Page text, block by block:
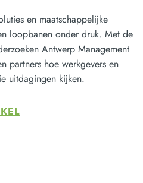
en maatschappelijke
loopbanen onder druk. Met de
Antwerp Management
partners hoe werkgevers en
uitdagingen kijken.